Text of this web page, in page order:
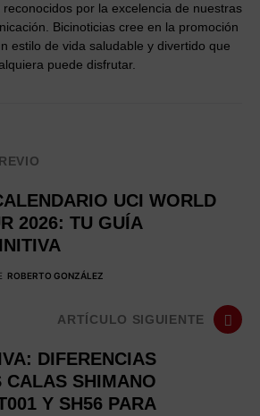
por la excelencia de nuestras
Bicinoticias cree en la promoción
estilo de vida saludable y divertido que
puede disfrutar.
UCI WORLD
2026: TU GUÍA
ROBERTO GONZÁLEZ
ARTÍCULO SIGUIENTE
DIFERENCIAS
CALAS SHIMANO
Y SH56 PARA